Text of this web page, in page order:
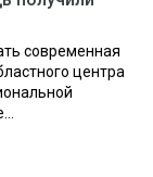
современная
центра